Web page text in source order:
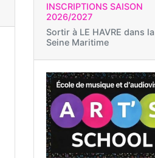
INSCRIPTIONS SAISON
2026/2027
Sortir à LE HAVRE dans la
Seine Maritime